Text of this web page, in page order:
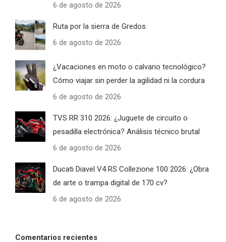
6 de agosto de 2026
Ruta por la sierra de Gredos
6 de agosto de 2026
¿Vacaciones en moto o calvario tecnológico?
Cómo viajar sin perder la agilidad ni la cordura
6 de agosto de 2026
TVS RR 310 2026: ¿Juguete de circuito o
pesadilla electrónica? Análisis técnico brutal
6 de agosto de 2026
Ducati Diavel V4 RS Collezione 100 2026: ¿Obra
de arte o trampa digital de 170 cv?
6 de agosto de 2026
Comentarios recientes